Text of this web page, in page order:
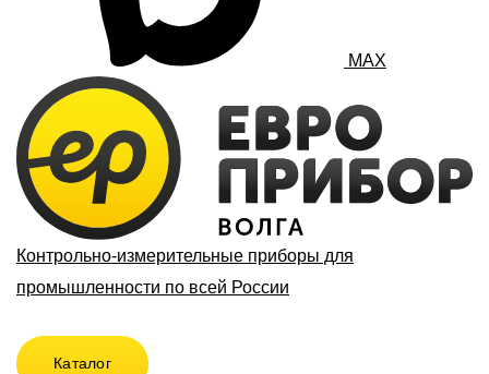
MAX
Контрольно-измерительные приборы для
промышленности по всей России
Каталог